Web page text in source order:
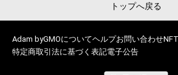
トップへ戻る
Adam byGMOについてヘルプお問い合わせ
特定商取引法に基づく表記電子公告